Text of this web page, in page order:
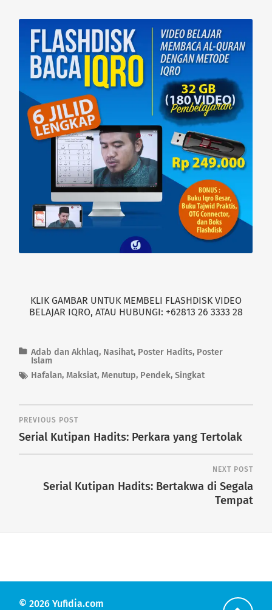
n
e
w
w
i
n
d
o
i
n
e
w
w
i
n
d
w
)
KLIK GAMBAR UNTUK MEMBELI FLASHDISK VIDEO
BELAJAR IQRO, ATAU HUBUNGI: +62813 26 3333 28
Adab dan Akhlaq, Nasihat, Poster Hadits, Poster
Islam
Hafalan,Maksiat,Menutup, Pendek,Singkat
PREVIOUS POST
Serial Kutipan Hadits: Perkara yang Tertolak
NEXT POST
Serial Kutipan Hadits: Bertakwa di Segala
Tempat
© 2026Yufidia.com